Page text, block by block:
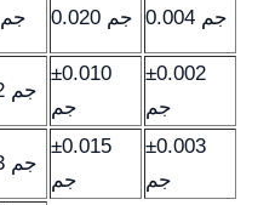
0.04 جم 0.020 جم 0.004 جم
±0.02 جم
±0.010
جم
±0.002
جم
±0.03 جم
±0.015
جم
±0.003
جم